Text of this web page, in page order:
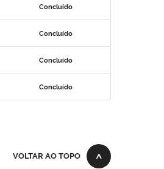
Concluído
Concluído
Concluído
Concluído
VOLTAR AO TOPO